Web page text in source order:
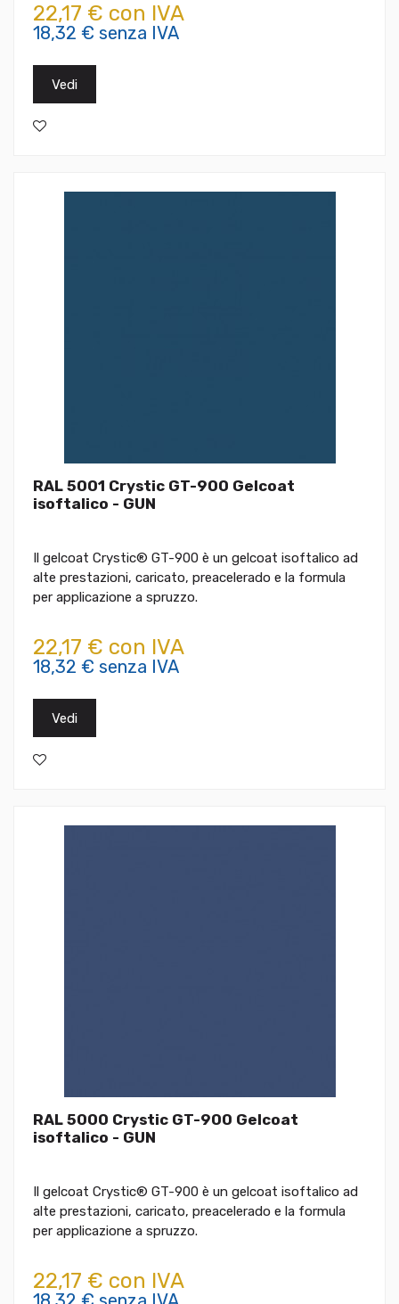
22,17 € con IVA
18,32 € senza IVA
Vedi
RAL 5001 Crystic GT-900 Gelcoat
isoftalico - GUN
Il gelcoat Crystic® GT-900 è un gelcoat isoftalico ad
alte prestazioni, caricato, preacelerado e la formula
per applicazione a spruzzo.
22,17 € con IVA
18,32 € senza IVA
Vedi
RAL 5000 Crystic GT-900 Gelcoat
isoftalico - GUN
Il gelcoat Crystic® GT-900 è un gelcoat isoftalico ad
alte prestazioni, caricato, preacelerado e la formula
per applicazione a spruzzo.
22,17 € con IVA